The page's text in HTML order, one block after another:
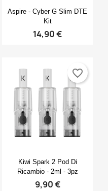
Anteprima
Aspire - Cyber G Slim DTE
Kit
14,90 €
 Anteprima
Kiwi Spark 2 Pod Di
Ricambio - 2ml - 3pz
9,90 €
favorite_border